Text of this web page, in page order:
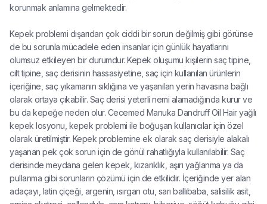
korunmak anlamına gelmektedir.
Kepek problemi dışarıdan çok ciddi bir sorun değilmiş gibi görünse
de bu sorunla mücadele eden insanlar için günlük hayatlarını
olumsuz etkileyen bir durumdur. Kepek oluşumu kişilerin saç tipine,
cilt tipine, saç derisinin hassasiyetine, saç için kullanılan ürünlerin
içeriğine, saç yıkamanın sıklığına ve yaşanılan yerin havasına bağlı
olarak ortaya çıkabilir. Saç derisi yeterli nemi alamadığında kurur ve
bu da kepeğe neden olur. Cecemed Manuka Dandruff Oil Hair yağlı
kepek losyonu, kepek problemi ile boğuşan kullanıcılar için özel
olarak üretilmiştir. Kepek problemine ek olarak saç derisiyle alakalı
yaşanan pek çok sorun için de gönül rahatlığıyla kullanılabilir. Saç
derisinde meydana gelen kepek, kızarıklık, aşırı yağlanma ya da
pullanma gibi sorunların çözümü için de etkilidir. İçeriğinde yer alan
adaçayı, latin çiçeği, argenin, ısırgan otu, sarı ballıbaba, salisilik asit,